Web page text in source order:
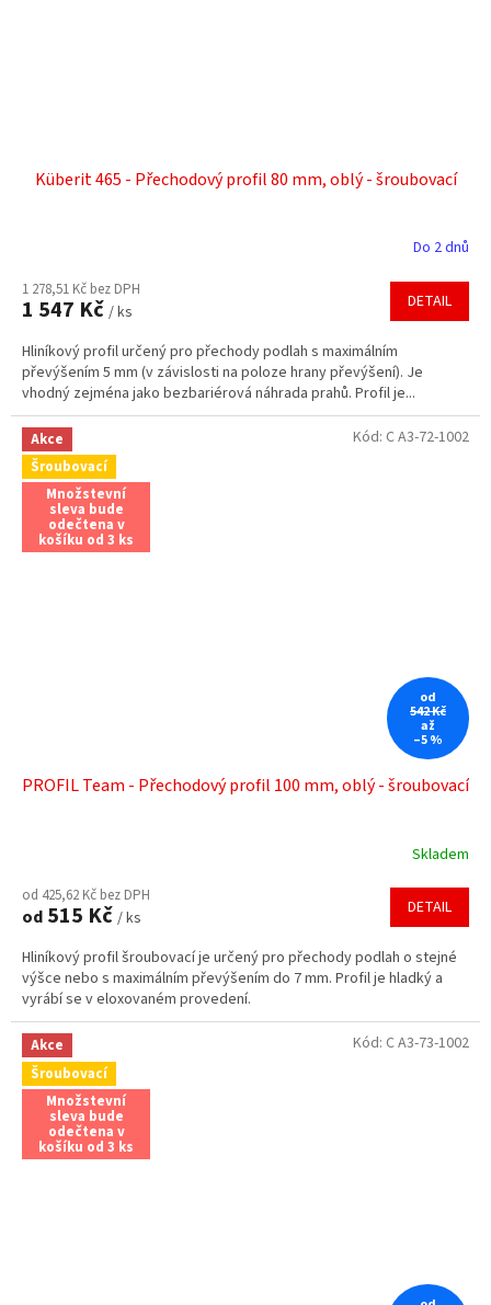
Küberit 465 - Přechodový profil 80 mm, oblý - šroubovací
Do 2 dnů
1 278,51 Kč bez DPH
1 547 Kč / ks DETAIL
Hliníkový profil určený pro přechody podlah s maximálním
převýšením 5 mm (v závislosti na poloze hrany převýšení). Je
vhodný zejména jako bezbariérová náhrada prahů. Profil je...
Akce
Šroubovací
Množstevní
sleva bude
odečtena v
košíku od 3 ks
od
542 Kč
až
–5 %
PROFIL Team - Přechodový profil 100 mm, oblý - šroubovací
produktu
je
z
5
hvězdiček.
Skladem
od 425,62 Kč bez DPH
od 515 Kč / ks DETAIL
Hliníkový profil šroubovací je určený pro přechody podlah o stejné
výšce nebo s maximálním převýšením do 7 mm. Profil je hladký a
vyrábí se v eloxovaném provedení.
Kód: C A3-72-1002
Akce
Šroubovací
Množstevní
sleva bude
odečtena v
košíku od 3 ks
Kód: C A3-73-1002